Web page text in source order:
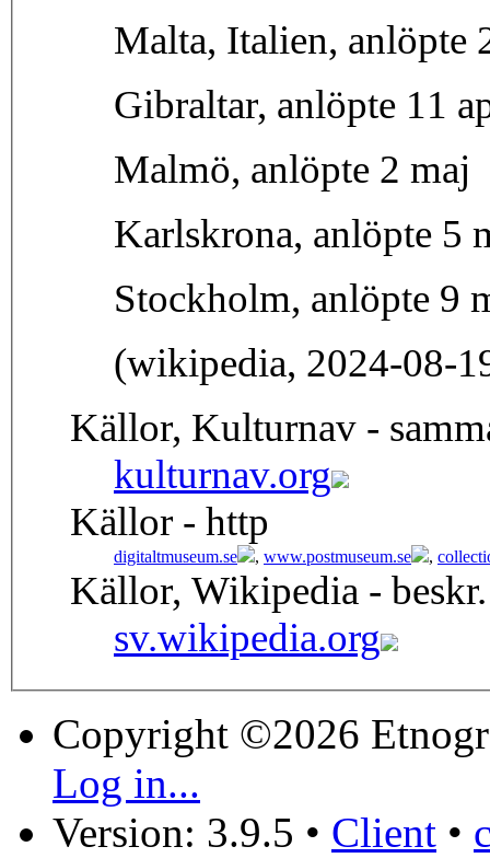
Malta, Italien, anlöpte
Gibraltar, anlöpte 11
Malmö, anlöpte 2 maj
Karlskrona, anlöpte 5
Stockholm, anlöpte 9
(wikipedia, 2024-08-
Källor, Kulturnav -
kulturnav.org
Källor - http
digitaltmuseum.se , www.postmuseum.se ,
Källor, Wikipedia -
sv.wikipedia.org
Copyright ©2026
Log in...
Version: 3.9.5 • Client •